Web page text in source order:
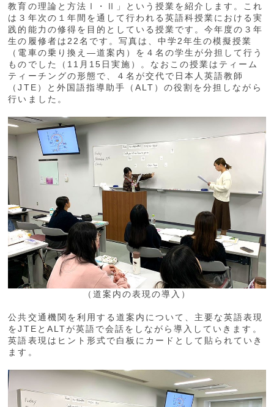
教育の理論と方法Ⅰ・Ⅱ」という授業を紹介します。これ
は３年次の１年間を通して行われる英語科授業における実
践的能力の修得を目的としている授業です。今年度の３年
生の履修者は22名です。写真は、中学2年生の模擬授業
（電車の乗り換え―道案内）を４名の学生が分担して行う
ものでした（11月15日実施）。なおこの授業はティーム
ティーチングの形態で、４名が交代で日本人英語教師
（JTE）と外国語指導助手（ALT）の役割を分担しながら
行いました。
（道案内の表現の導入）
公共交通機関を利用する道案内について、主要な英語表現
をJTEとALTが英語で会話をしながら導入していきます。
英語表現はヒント形式で白板にカードとして貼られていき
ます。